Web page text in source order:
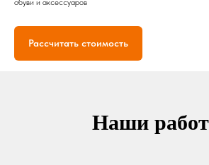
Рассчитать стоимость
Наши